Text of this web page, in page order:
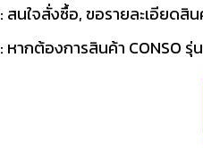
: สนใจสั่งซื้อ, ขอรายละเอียดสิ
: หากต้องการสินค้า CONSO